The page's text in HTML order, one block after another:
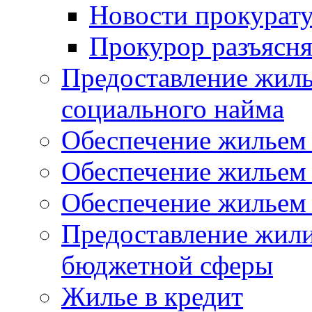
Новости
Прокурор
Предоставление
социального найма
Обеспечение
Обеспечение
Обеспечение жильем
Предоставление
бюджетной сферы
Жилье в кредит